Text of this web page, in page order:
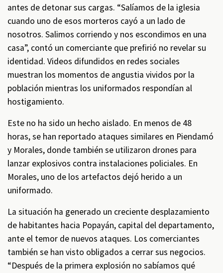
antes de detonar sus cargas. “Salíamos de la iglesia
cuando uno de esos morteros cayó a un lado de
nosotros. Salimos corriendo y nos escondimos en una
casa”, contó un comerciante que prefirió no revelar su
identidad. Videos difundidos en redes sociales
muestran los momentos de angustia vividos por la
población mientras los uniformados respondían al
hostigamiento.
Este no ha sido un hecho aislado. En menos de 48
horas, se han reportado ataques similares en Piendamó
y Morales, donde también se utilizaron drones para
lanzar explosivos contra instalaciones policiales. En
Morales, uno de los artefactos dejó herido a un
uniformado.
La situación ha generado un creciente desplazamiento
de habitantes hacia Popayán, capital del departamento,
ante el temor de nuevos ataques. Los comerciantes
también se han visto obligados a cerrar sus negocios.
“Después de la primera explosión no sabíamos qué